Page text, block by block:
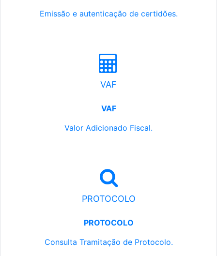
Emissão e autenticação de certidões.
VAF
VAF
Valor Adicionado Fiscal.
PROTOCOLO
PROTOCOLO
Consulta Tramitação de Protocolo.